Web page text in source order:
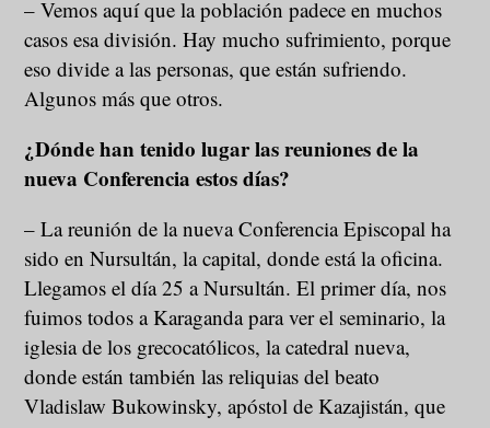
– Vemos aquí que la población padece en muchos
casos esa división. Hay mucho sufrimiento, porque
eso divide a las personas, que están sufriendo.
Algunos más que otros.
¿Dónde han tenido lugar las reuniones de la
nueva Conferencia estos días?
– La reunión de la nueva Conferencia Episcopal ha
sido en Nursultán, la capital, donde está la oficina.
Llegamos el día 25 a Nursultán. El primer día, nos
fuimos todos a Karaganda para ver el seminario, la
iglesia de los grecocatólicos, la catedral nueva,
donde están también las reliquias del beato
Vladislaw Bukowinsky, apóstol de Kazajistán, que